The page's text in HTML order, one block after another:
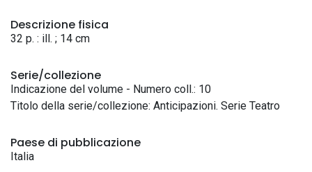
Descrizione fisica
32 p. : ill. ; 14 cm
Serie/collezione
Indicazione del volume - Numero coll.: 10
Titolo della serie/collezione: Anticipazioni. Serie Teatro
Paese di pubblicazione
Italia